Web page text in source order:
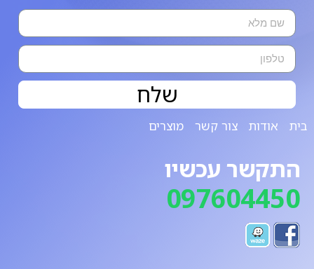
שלח
בית אודות צור קשר מוצרים
התקשר עכשיו
097604450